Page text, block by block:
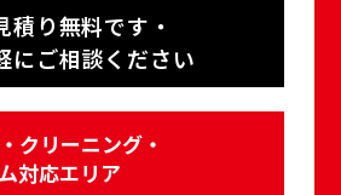
積り無料です・
にご相談ください
クリーニング・
対応エリア